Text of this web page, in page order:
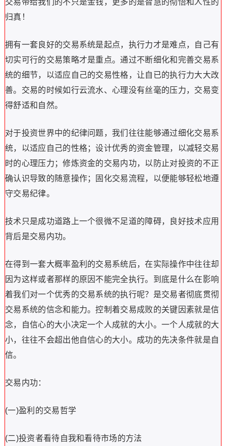
交易带给我们的不只是金钱，更多的是智慧的彻悟和人性的
归真！
拥有一套良好的交易系统是起点，执行力才是难点，自己有
切实可行的交易策略才是重点。通过不断细化和完善交易系
统的细节，以适应自己的交易性格，让自已的执行力大大改
善。交易的时候如行云流水、心理没有丝毫的压力，交易变
得舒适和自然。
对于投资世界中的纪律问题，我们往往能够通过细化交易系
统，以适应自己的性格；设计优秀的资金管理，以减轻交易
时的心理压力；修炼资金的交易内功，以防止对投资的不正
确认识导致的随意操作；固化交易流程，以便能够轻松地遵
守交易纪律。
技术只是成功道路上一个很微不足道的障碍，良好技术应用
背后是交易内功。
在得到一套大概率盈利的交易系统后，在实际操作中往往却
因为这样或者那样的原因不能完全执行。到底是什么在影响
着我们对一个优秀的交易系统的执行呢？是交易者彻底贯彻
交易系统的信念和能力。控制着交易成败的关键因素就是信
念，自信心的大小决定一个人成就的大小。一个人成就的大
小，往往不会超出他自信心的大小。成功的先决条件就是自
信。
交易内功：
(一)盈利的交易哲学
(二)投资者看待自我和看待市场的方法